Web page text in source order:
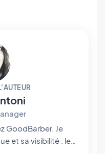
Je
et sa visibilité : les